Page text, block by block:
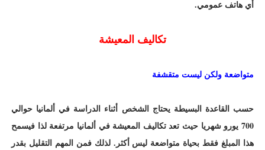
أي هاتف عمومي.
تكاليف المعيشة
متواضعة ولكن ليست متقشفة
حسب القاعدة البسيطة يحتاج الشخص أثناء الدراسة في ألمانيا حوالي
700 يورو شهريا حيث تعد تكاليف المعيشة في ألمانيا مرتفعة لذا فيسمح
هذا المبلغ فقط بحياة متواضعة ليس أكثر. لذلك فمن المهم التقليل بقدر